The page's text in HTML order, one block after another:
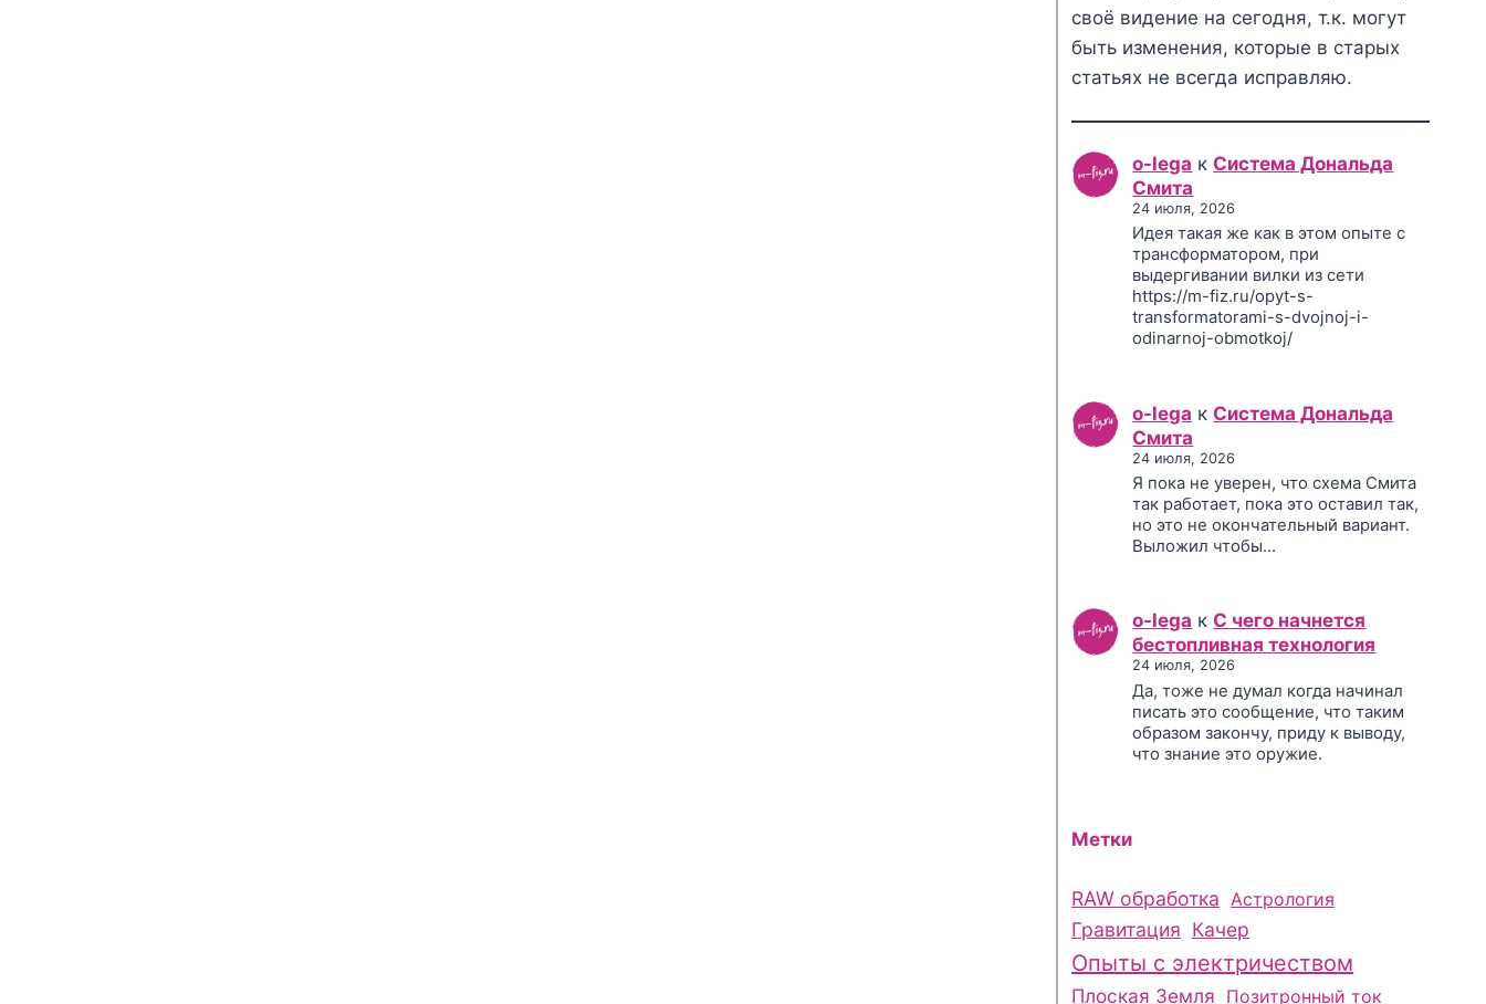
своё видение на сегодня, т.к. могут
быть изменения, которые в старых
статьях не всегда исправляю.
o-lega к Система Дональда
Смита
24 июля, 2026
Идея такая же как в этом опыте с
трансформатором, при
выдергивании вилки из сети
https://m-fiz.ru/opyt-s-
transformatorami-s-dvojnoj-i-
odinarnoj-obmotkoj/
o-lega к Система Дональда
Смита
24 июля, 2026
Я пока не уверен, что схема Смита
так работает, пока это оставил так,
но это не окончательный вариант.
Выложил чтобы…
o-lega к С чего начнется
бестопливная технология
24 июля, 2026
Да, тоже не думал когда начинал
писать это сообщение, что таким
образом закончу, приду к выводу,
что знание это оружие.
Метки
RAW обработка Астрология
Гравитация Качер
Опыты с электричеством
Плоская Земля Позитронный ток